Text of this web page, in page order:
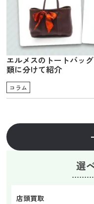
エルメスのトートバッ
類に分けて紹介
コラム
選
店頭買取